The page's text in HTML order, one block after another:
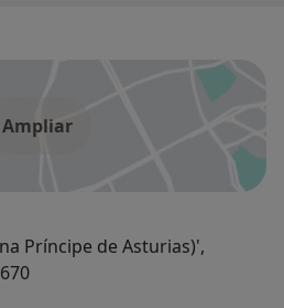
Ampliar
Príncipe de Asturias)',